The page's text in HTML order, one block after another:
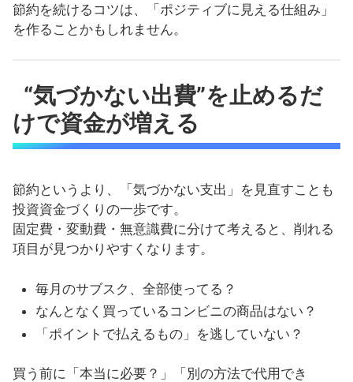
節約を続けるコツは、「ポジティブに見える仕組み」
を作ることかもしれません。
“気づかない出費”を止めるだ
けで資金が増える
節約というより、「気づかない支出」を見直すことも
投資資金づくりの一歩です。
固定費・変動費・無意識費に分けて考えると、削れる
項目が見つかりやすくなります。
毎月のサブスク、全部使ってる？
なんとなく買っているコンビニの商品はない？
「ポイントで払えるもの」を逃していない？
買う前に「本当に必要？」「別の方法で代用でき